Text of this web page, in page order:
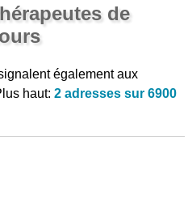
de
également aux
haut:2 adresses sur 6900